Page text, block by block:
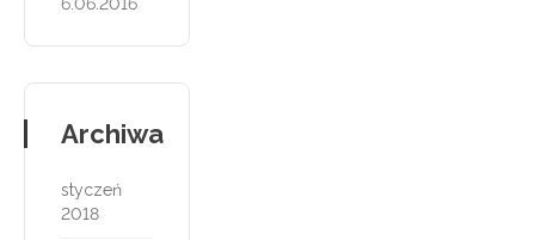
Archiwa
styczeń
2018